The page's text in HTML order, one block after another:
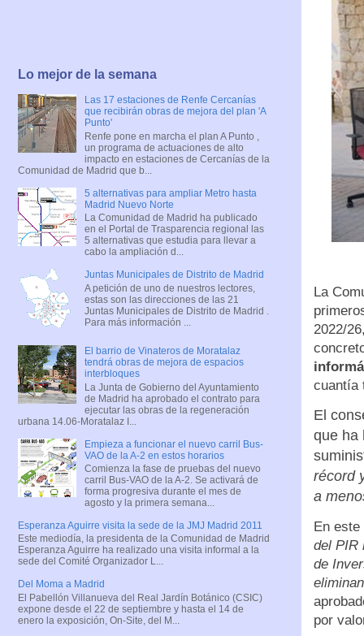
La
2022/
cuantía
El
que ha
récord
a
En
del PIR
de
por
Lo mejor de la semana
Las 17 estaciones de Renfe Cercanías
que recibirán obras de mejora del plan 'A
Punto'
Renfe pone en marcha el plan A Punto ,
un programa de actuaciones de alto
impacto en estaciones de Cercanías de la
Comunidad de Madrid que b...
5 alternativas para ampliar Metro hasta
Madrid Nuevo Norte
La Comunidad de Madrid ha publicado
en el Portal de Trasparencia regional las
5 alternativas que estudia para llevar a
cabo la ampliación d...
Juntas Municipales de Distrito de Madrid
A petición de uno de nuestros lectores,
estas son las direcciones de las 21
Juntas Municipales de Distrito de Madrid .
Para más información ...
El barrio de Vinateros de Moratalaz
tendrá obras de mejora de espacios
interbloques
La Junta de Gobierno del Ayuntamiento
de Madrid ha aprobado el contrato para
ejecutar las obras de la regeneración
urbana 14.06-Moratalaz I...
Empieza a funcionar el nuevo carril Bus-
VAO de la A-2 en estos horarios
Comienza la fase de pruebas del nuevo
carril Bus-VAO de la A-2. Se activará de
forma progresiva durante el mes de
agosto y la primera semana...
Esperanza Aguirre visita la sede de la JMJ Madrid 2011
Este mediodía, la presidenta de la Comunidad de Madrid
Esperanza Aguirre ha realizado una visita informal a la
sede del Comité Organizador L...
Del Moma a Madrid
El Pabellón Villanueva del Real Jardín Botánico (CSIC)
expone desde el 22 de septiembre y hasta el 14 de
enero la exposición, On-Site, del M...